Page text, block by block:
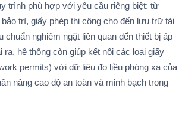
trình phù hợp với yêu cầu riêng biệt: từ
trì, giấy phép thi công cho đến lưu trữ tài
chuẩn nghiêm ngặt liên quan đến thiết bị áp
ra, hệ thống còn giúp kết nối các loại giấy
permits) với dữ liệu đo liều phóng xạ của
nâng cao độ an toàn và minh bạch trong